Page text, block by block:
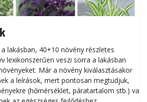
lakásban, 40+10 növény részletes
lexikonszerűen veszi sorra a lakásban
Már a növény kiválasztásakor
a leírások, mert pontosan megtudjuk,
(hőmérséklet, páratartalom stb.) van